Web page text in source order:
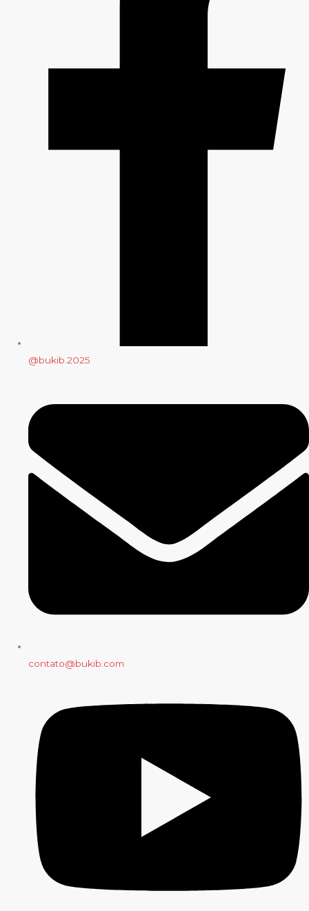
@bukib.2025
contato@bukib.com